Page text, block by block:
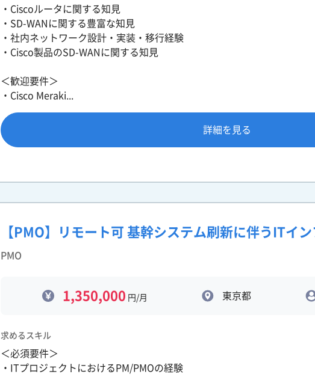
・Ciscoルータに関する知見
・SD-WANに関する豊富な知見
・社内ネットワーク設計・実装・移行経験
・Cisco製品のSD-WANに関する知見
＜歓迎要件＞
・Cisco Meraki...
詳細を見る
【PMO】リモート可 基幹システム刷新に伴うITイ
PMO
1,350,000 円/月 東京都
求めるスキル
＜必須要件＞
・ITプロジェクトにおけるPM/PMOの経験